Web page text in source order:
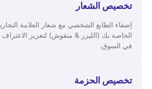
تخصيص الشعار
إضفاء الطابع الشخصي مع شعار العلامة
الخاصة بك (الليزر & منقوش) لتعزيز الاعتراف
في السوق.
تخصيص الحزمة